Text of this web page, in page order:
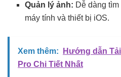
Quản lý ảnh: Dễ dàng
máy tính và thiết bị iOS.
Xem thêm:
Hướng dẫn
Pro Chi Tiết Nhất